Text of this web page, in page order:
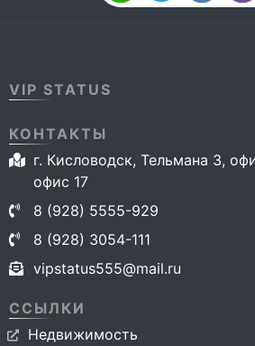
VIP STATUS
КОНТАКТЫ
г. Кисловодск, Тельмана 3,
офис 17
8 (928) 5555-929
8 (928) 3054-111
vipstatus555@mail.ru
ССЫЛКИ
Недвижимость